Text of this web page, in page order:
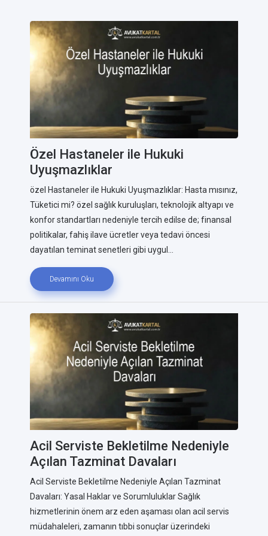
Özel Hastaneler ile Hukuki
Uyuşmazlıklar
özel Hastaneler ile Hukuki Uyuşmazlıklar: Hasta mısınız,
Tüketici mi? özel sağlık kuruluşları, teknolojik altyapı ve
konfor standartları nedeniyle tercih edilse de; finansal
politikalar, fahiş ilave ücretler veya tedavi öncesi
dayatılan teminat senetleri gibi uygul...
Devamını Oku
Acil Serviste Bekletilme Nedeniyle
Açılan Tazminat Davaları
Acil Serviste Bekletilme Nedeniyle Açılan Tazminat
Davaları: Yasal Haklar ve Sorumluluklar Sağlık
hizmetlerinin önem arz eden aşaması olan acil servis
müdahaleleri, zamanın tıbbi sonuçlar üzerindeki